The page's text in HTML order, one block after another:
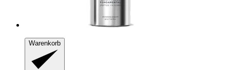
Warenkorb